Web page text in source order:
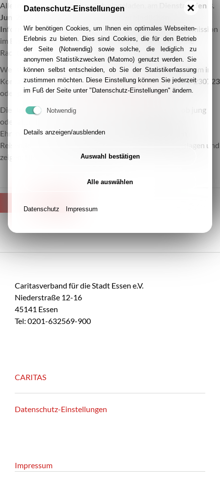
Alle Interessierten sind herzlich eingeladen, am
Dienstag, den 3.
Juni 2025 um 17:30 Uhr
Informationsveranstaltungin den Räumen der Bahnhofsmission
im Essener Hauptbahnhof teilzunehmen (Zugang über die
Radstation). Eine Anmeldung ist nicht erforderlich.
Wer sich bereits vorab informieren oder direkt mit dem Team in
Kontakt treten möchte, kann dies telefonisch unter0201-230723
oder per E-Mail anessen@bahnhofsmission.detun.
Die Bahnhofsmission Essen ist für alle Menschen da – ob jung
oder alt, mit Handicap oder in einer persönlichen Krise.
Ehrenamtliche Mitarbeiterinnen und Mitarbeiter helfen
Reisenden, bieten Unterstützung in schwierigen Lebenslagen und
zeigen: Niemand muss allein sein.
Caritasverband für die Stadt Essen e.V.
Niederstraße 12-16
45141 Essen
Tel: 0201-632569-900
CARITAS
Datenschutz-Einstellungen
Impressum
Datenschutz-Einstellungen
Wir benötigen Cookies, um Ihnen ein optimales Webseiten-
Erlebnis zu bieten. Dies sind Cookies, die für den Betrieb
der Seite (Notwendig) sowie solche, die lediglich zu
anonymen Statistikzwecken (Matomo) genutzt werden. Sie
können selbst entscheiden, ob Sie der Statistikerfassung
zustimmen möchten. Diese Einstellung können Sie jederzeit
im Fuß der Seite unter "Datenschutz-Einstellungen" ändern.
Notwendig
Details anzeigen/ausblenden
Auswahl bestätigen
Alle auswählen
Datenschutz Impressum